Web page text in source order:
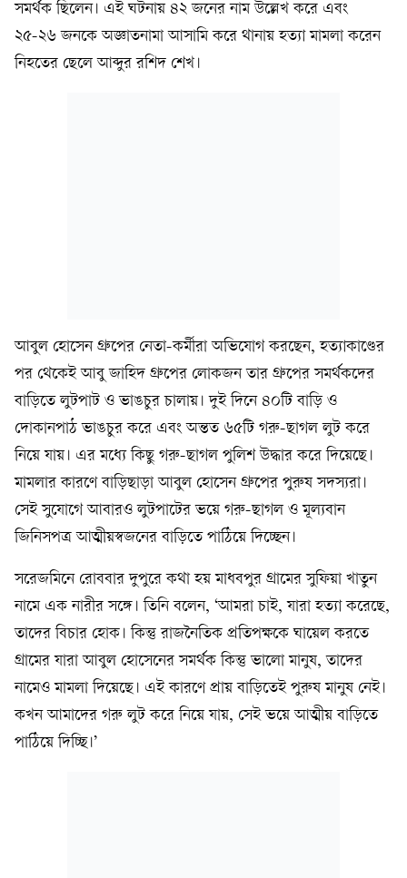
সমর্থক ছিলেন। এই ঘটনায় ৪২ জনের নাম উল্লেখ করে এবং
২৫-২৬ জনকে অজ্ঞাতনামা আসামি করে থানায় হত্যা মামলা করেন
নিহতের ছেলে আব্দুর রশিদ শেখ।
আবুল হোসেন গ্রুপের নেতা-কর্মীরা অভিযোগ করছেন, হত্যাকাণ্ডের
পর থেকেই আবু জাহিদ গ্রুপের লোকজন তার গ্রুপের সমর্থকদের
বাড়িতে লুটপাট ও ভাঙচুর চালায়। দুই দিনে ৪০টি বাড়ি ও
দোকানপাঠ ভাঙচুর করে এবং অন্তত ৬৫টি গরু-ছাগল লুট করে
নিয়ে যায়। এর মধ্যে কিছু গরু-ছাগল পুলিশ উদ্ধার করে দিয়েছে।
মামলার কারণে বাড়িছাড়া আবুল হোসেন গ্রুপের পুরুষ সদস্যরা।
সেই সুযোগে আবারও লুটপাটের ভয়ে গরু-ছাগল ও মূল্যবান
জিনিসপত্র আত্মীয়স্বজনের বাড়িতে পাঠিয়ে দিচ্ছেন।
সরেজমিনে রোববার দুপুরে কথা হয় মাধবপুর গ্রামের সুফিয়া খাতুন
নামে এক নারীর সঙ্গে। তিনি বলেন, ‘আমরা চাই, যারা হত্যা করেছে,
তাদের বিচার হোক। কিন্তু রাজনৈতিক প্রতিপক্ষকে ঘায়েল করতে
গ্রামের যারা আবুল হোসেনের সমর্থক কিন্তু ভালো মানুষ, তাদের
নামেও মামলা দিয়েছে। এই কারণে প্রায় বাড়িতেই পুরুষ মানুষ নেই।
কখন আমাদের গরু লুট করে নিয়ে যায়, সেই ভয়ে আত্মীয় বাড়িতে
পাঠিয়ে দিচ্ছি।’